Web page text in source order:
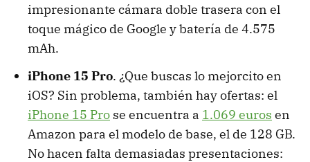
impresionante cámara doble trasera con el
toque mágico de Google y batería de 4.575
mAh.
iPhone 15 Pro. ¿Que buscas lo mejorcito en
iOS? Sin problema, también hay ofertas: el
iPhone 15 Pro se encuentra a 1.069 euros en
Amazon para el modelo de base, el de 128 GB.
No hacen falta demasiadas presentaciones: